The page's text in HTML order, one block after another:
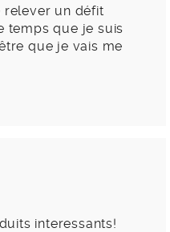
relever un défit
temps que je suis
que je vais me
interessants!